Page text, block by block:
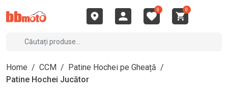
0 0
Home / CCM / Patine Hochei pe Gheață /
Patine Hochei Jucător